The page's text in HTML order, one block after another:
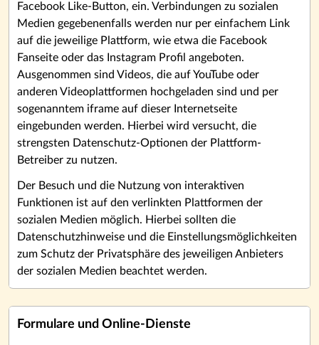
Facebook Like-Button, ein. Verbindungen zu sozialen
Medien gegebenenfalls werden nur per einfachem Link
auf die jeweilige Plattform, wie etwa die Facebook
Fanseite oder das Instagram Profil angeboten.
Ausgenommen sind Videos, die auf YouTube oder
anderen Videoplattformen hochgeladen sind und per
sogenanntem iframe auf dieser Internetseite
eingebunden werden. Hierbei wird versucht, die
strengsten Datenschutz-Optionen der Plattform-
Betreiber zu nutzen.
Der Besuch und die Nutzung von interaktiven
Funktionen ist auf den verlinkten Plattformen der
sozialen Medien möglich. Hierbei sollten die
Datenschutzhinweise und die Einstellungsmöglichkeiten
zum Schutz der Privatsphäre des jeweiligen Anbieters
der sozialen Medien beachtet werden.
Formulare und Online-Dienste